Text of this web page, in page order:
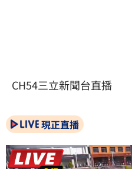
CH54三立新聞台直播
現正直播